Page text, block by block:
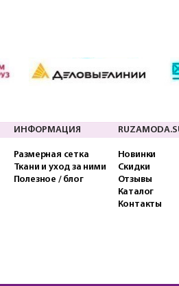
ИНФОРМАЦИЯ
Размерная сетка
Ткани и уход за ними
Полезное / блог
Новинки
Скидки
Отзывы
Каталог
Контакты